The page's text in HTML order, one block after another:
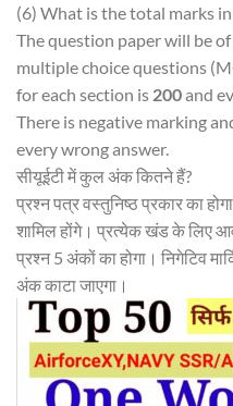
(6) What is the total marks in
The question paper will be
multiple choice questions
for each section is 200and
There is negative marking
every wrong answer.
सीयूईटी में कुल अंक कितने हैं?
प्रश्न पत्र वस्तुनिष्ठ प्रकार का
शामिल होंगे। प्रत्येक खंड के लिए
प्रश्न 5 अंकों का होगा। निगेटिव
अंक काटा जाएगा।